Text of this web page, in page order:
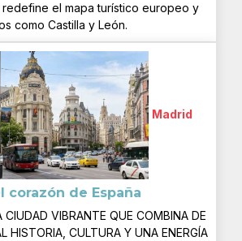
el mapa turístico europeo y
como Castilla y León.
Madrid
corazón de España
CIUDAD VIBRANTE QUE COMBINA DE
HISTORIA, CULTURA Y UNA ENERGÍA